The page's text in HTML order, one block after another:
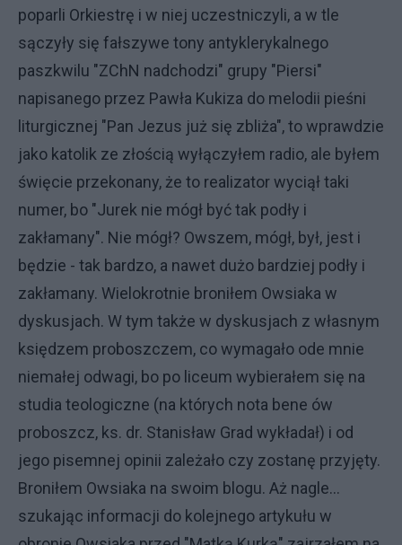
poparli Orkiestrę i w niej uczestniczyli, a w tle
sączyły się fałszywe tony antyklerykalnego
paszkwilu "ZChN nadchodzi" grupy "Piersi"
napisanego przez Pawła Kukiza do melodii pieśni
liturgicznej "Pan Jezus już się zbliża", to wprawdzie
jako katolik ze złością wyłączyłem radio, ale byłem
święcie przekonany, że to realizator wyciął taki
numer, bo "Jurek nie mógł być tak podły i
zakłamany". Nie mógł? Owszem, mógł, był, jest i
będzie - tak bardzo, a nawet dużo bardziej podły i
zakłamany. Wielokrotnie broniłem Owsiaka w
dyskusjach. W tym także w dyskusjach z własnym
księdzem proboszczem, co wymagało ode mnie
niemałej odwagi, bo po liceum wybierałem się na
studia teologiczne (na których nota bene ów
proboszcz, ks. dr. Stanisław Grad wykładał) i od
jego pisemnej opinii zależało czy zostanę przyjęty.
Broniłem Owsiaka na swoim blogu. Aż nagle...
szukając informacji do kolejnego artykułu w